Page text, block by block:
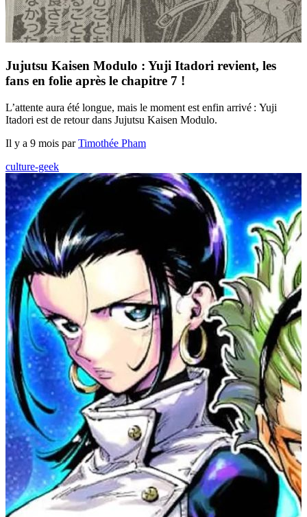
Jujutsu Kaisen Modulo : Yuji Itadori revient, les
fans en folie après le chapitre 7 !
L’attente aura été longue, mais le moment est enfin arrivé : Yuji
Itadori est de retour dans Jujutsu Kaisen Modulo.
Il y a 9 mois parTimothée Pham
culture-geek